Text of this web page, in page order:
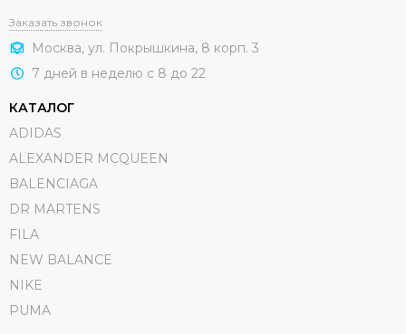
Заказать звонок
Москва, ул. Покрышкина, 8 корп. 3
7 дней в неделю с 8 до 22
КАТАЛОГ
ADIDAS
ALEXANDER MCQUEEN
BALENCIAGA
DR MARTENS
FILA
NEW BALANCE
NIKE
PUMA